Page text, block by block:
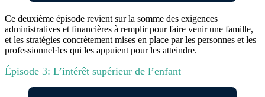
Ce deuxième épisode revient sur la somme des exigences
administratives et financières à remplir pour faire venir une famille,
et les stratégies concrètement mises en place par les personnes et les
professionnel·les qui les appuient pour les atteindre.
Épisode 3: L’intérêt supérieur de l’enfant